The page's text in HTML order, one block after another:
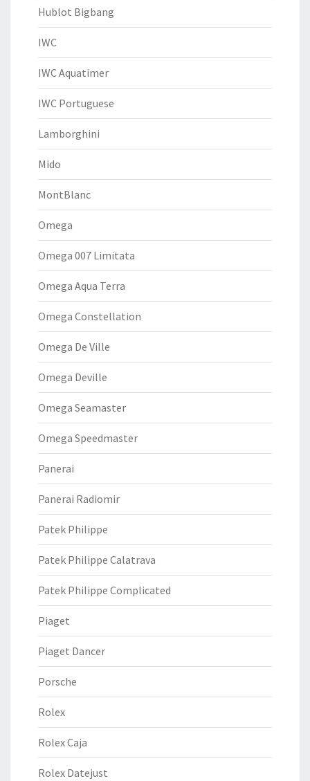
Hublot Bigbang
IWC
IWC Aquatimer
IWC Portuguese
Lamborghini
Mido
MontBlanc
Omega
Omega 007 Limitata
Omega Aqua Terra
Omega Constellation
Omega De Ville
Omega Deville
Omega Seamaster
Omega Speedmaster
Panerai
Panerai Radiomir
Patek Philippe
Patek Philippe Calatrava
Patek Philippe Complicated
Piaget
Piaget Dancer
Porsche
Rolex
Rolex Caja
Rolex Datejust